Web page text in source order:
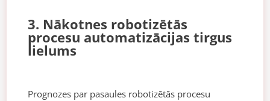
3. Nākotnes robotizētās
procesu automatizācijas tirgus
lielums
Prognozes par pasaules robotizētās procesu